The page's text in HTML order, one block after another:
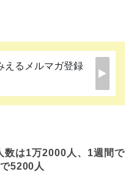
えるメルマガ登録
数は1万2000人、1週間で
5200人